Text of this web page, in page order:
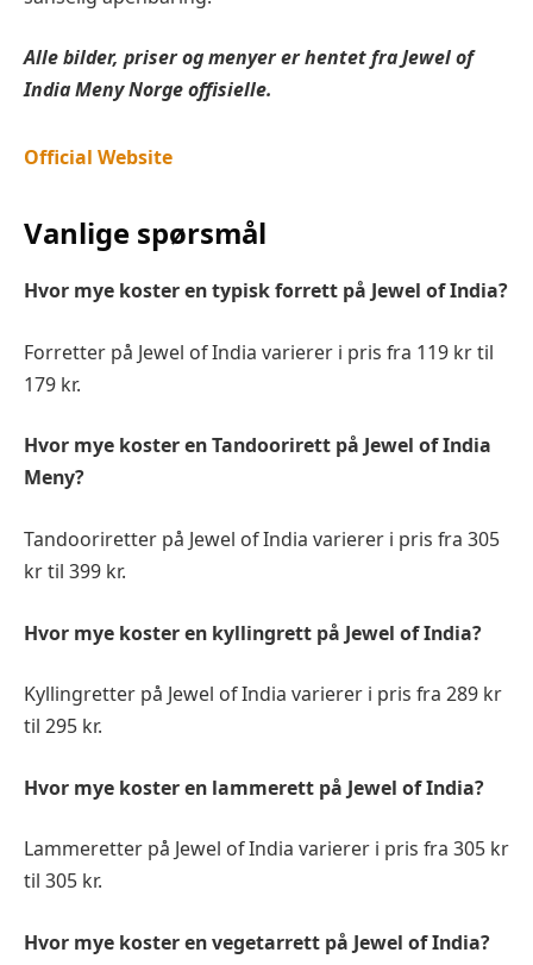
Alle bilder, priser og menyer er hentet fraJewel of
IndiaMeny Norge offisielle.
Official Website
Vanlige spørsmål
Hvor mye koster en typisk forrett på Jewel of India?
Forretter på Jewel of India varierer i pris fra 119 kr til
179 kr.
Hvor mye koster en Tandoorirett på Jewel of India
Meny?
Tandooriretter på Jewel of India varierer i pris fra 305
kr til 399 kr.
Hvor mye koster en kyllingrett på Jewel of India?
Kyllingretter på Jewel of India varierer i pris fra 289 kr
til 295 kr.
Hvor mye koster en lammerett på Jewel of India?
Lammeretter på Jewel of India varierer i pris fra 305 kr
til 305 kr.
Hvor mye koster en vegetarrett på Jewel of India?